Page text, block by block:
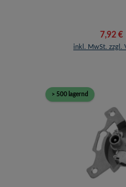
7,92 €
inkl. MwSt. zzgl.
> 500 lagernd